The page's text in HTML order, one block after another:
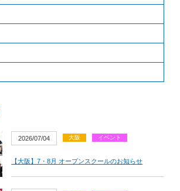
2026/07/04 大阪 イベント
【大阪】7・8月 オープンスクールのお知らせ